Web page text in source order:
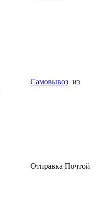
Самовывоз из
Отправка Почтой